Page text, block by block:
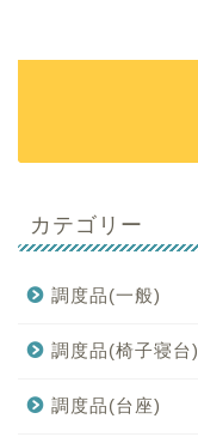
カテゴリー
調度品(一般)
調度品(椅子寝台)
調度品(台座)